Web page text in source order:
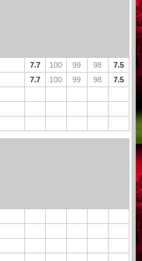
7.7 100 99 98
7.5
7.7 100 99 98 7.5